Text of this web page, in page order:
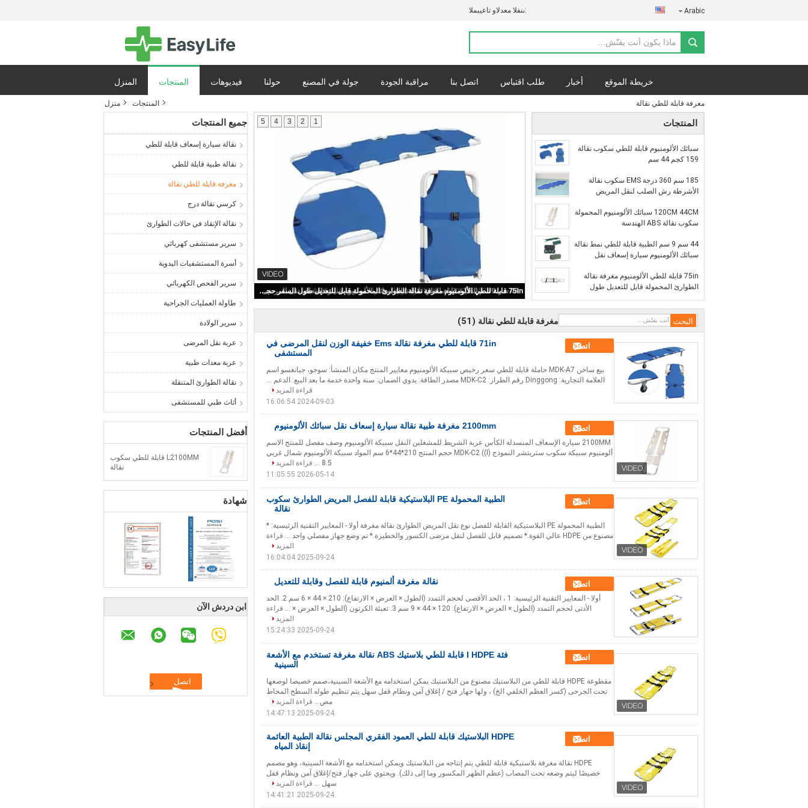
المبيعات والدعم الفنى: Arabic
المنزل المنتجات فيديوهات حولنا جولة في المصنع مراقبة الجودة اتصل بنا طلب اقتباس أخبار خريطة الموقع
سياسة الخصوصية القضايا
منزل المنتجات مغرفة قابلة للطي نقالة
جميع المنتجات
نقالة سيارة إسعاف قابلة للطي
نقالة طبية قابلة للطي
مغرفة قابلة للطي نقالة
كرسي نقالة درج
نقالة الإنقاذ في حالات الطوارئ
سرير مستشفى كهربائي
أسرة المستشفيات اليدوية
سرير الفحص الكهربائي
طاولة العمليات الجراحية
سرير الولادة
عربة نقل المرضى
عربة معدات طبية
نقالة الطوارئ المتنقلة
أثاث طبي للمستشفى
أفضل المنتجات
L2100MM قابلة للطي سكوب
نقالة
شهادة
ابن دردش الآن
سبائك الألومنيوم قابلة للطي سكوب نقالة 159 كجم 44 سم
1
2
3
4
5 المنتجات
سبائك الألومنيوم قابلة للطي سكوب نقالة
159 كجم 44 سم
185 سم 360 درجة EMS سكوب نقالة
الأشرطة رش الصلب لنقل المريض
120CM 44CM سبائك الألومنيوم المحمولة
سكوب نقالة ABS الهندسة
44 سم 9 سم الطبية قابلة للطي نمط نقالة
سبائك الألومنيوم سيارة إسعاف نقل
75in قابلة للطي الألومنيوم مغرفة نقالة
الطوارئ المحمولة قابل للتعديل طول
مغرفة قابلة للطي نقالة (51)
71in قابلة للطي مغرفة نقالة Ems خفيفة الوزن لنقل المرضى في
المستشفى
اتصل
بيع ساخن MDK-A7 حاملة قابلة للطي سعر رخيص سبيكة الألومنيوم معايير المنتج مكان المنشأ: سوجو، جيانغسو اسم
العلامة التجارية: Dinggong رقم الطراز: MDK-C2 مصدر الطاقة: يدوي الضمان: سنة واحدة خدمة ما بعد البيع: الدعم ...
قراءة المزيد
2024-09-03 16:06:54
2100mm مغرفة طبية نقالة سيارة إسعاف نقل سبائك الألومنيوم اتصل
2100MM سيارة الإسعاف المنسدلة الكأس عربة الشريط للمشغلين النقل سبيكة الألومنيوم وصف مفصل للمنتج الاسم
ألومنيوم سبيكة سكوب ستريتشر النموذج MDK-C2 ((I) حجم المنتج 210*44*6 سم المواد سبيكة الألومنيوم شمال غربي
8.5 ...
قراءة المزيد
2026-05-14 11:05:55
الطبية المحمولة PE البلاستيكية قابلة للفصل المريض الطوارئ سكوب
نقالة
اتصل
الطبية المحمولة PE البلاستيكية القابلة للفصل نوع نقل المريض الطوارئ نقالة مغرفة أولا - المعايير التقنية الرئيسية: *
مصنوع من HDPE عالي القوة.* تصميم قابل للفصل لنقل مرضى الكسور والخطيرة.* تم وضع جهاز مفصلي واحد ...
قراءة
المزيد
2025-09-24 16:04:04
نقالة مغرفة ألمنيوم قابلة للفصل وقابلة للتعديل اتصل
أولا - المعايير التقنية الرئيسية: 1 ، الحد الأقصى لحجم التمدد (الطول × العرض × الارتفاع): 210 × 44 × 6 سم 2. الحد
الأدنى لحجم التمدد (الطول × العرض × الارتفاع): 120 × 44 × 9 سم 3. تعبئة الكرتون (الطول × العرض × ...
قراءة
المزيد
2025-09-24 15:24:33
فئة I HDPE قابلة للطي بلاستيك ABS نقالة مغرفة تستخدم مع الأشعة
السينية
اتصل
مقطوعة HDPE قابلة للطي من البلاستيك مصنوع من البلاستيك يمكن استخدامه مع الأشعة السينية،صمم خصيصا لوضعها
تحت الجرحى (كسر العظم الخلفي الخ) ، ولها جهاز فتح / إغلاق آمن ونظام قفل سهل يتم تنظيم طوله.السطح المحاط
مص... قراءة المزيد
2025-09-24 14:47:13
HDPE البلاستيك قابلة للطي العمود الفقري المجلس نقالة الطبية العائمة
إنقاذ المياه
اتصل
HDPE نقالة مغرفة بلاستيكية قابلة للطي يتم إنتاجه من البلاستيك ويمكن استخدامه مع الأشعة السينية، وهو مصمم
خصيصًا ليتم وضعه تحت المصاب (عظم الظهر المكسور وما إلى ذلك). ويحتوي على جهاز فتح/إغلاق آمن ونظام قفل
سهل ... قراءة المزيد
2025-09-24 14:41:21